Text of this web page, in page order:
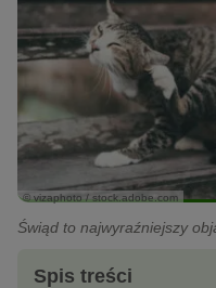
© vizaphoto / stock.adobe.com
Świąd to najwyraźniejszy
Spis treści